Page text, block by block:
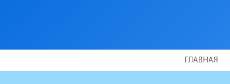
ГЛАВНАЯ